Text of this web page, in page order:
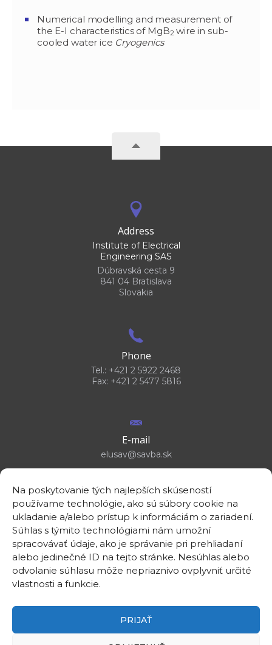
Na poskytovanie tých najlepších skúseností
používame technológie, ako sú súbory cookie na
ukladanie a/alebo prístup k informáciám o zariadení.
Súhlas s týmito technológiami nám umožní
spracovávať údaje, ako je správanie pri prehliadaní
alebo jedinečné ID na tejto stránke. Nesúhlas alebo
odvolanie súhlasu môže nepriaznivo ovplyvniť určité
vlastnosti a funkcie.
PRIJAŤ
Numerical modelling and measurement of
the E-I characteristics of MgB2 wire in sub-
cooled water ice Cryogenics
Address
Institute of Electrical
Engineering SAS
Dúbravská cesta 9
841 04 Bratislava
Slovakia
Phone
Tel.: +421 2 5922 2468
Fax: +421 2 5477 5816
E-mail
elusav@savba.sk
GPS location
48°10'09.3”N
17°04'08.7”E